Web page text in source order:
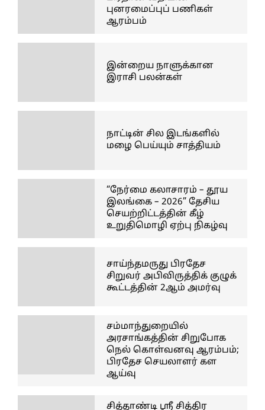
புனரமைப்புப் பணிகள்
ஆரம்பம்
இன்றைய நாளுக்கான
இராசி பலன்கள்
நாட்டின் சில இடங்களில்
மழை பெய்யும் சாத்தியம்
“நேர்மை கலாசாரம் – தூய
இலங்கை – 2026” தேசிய
செயற்றிட்டத்தின் கீழ்
உறுதிமொழி ஏற்பு நிகழ்வு
சாய்ந்தமருது பிரதேச
சிறுவர் அபிவிருத்திக் குழுக்
கூட்டத்தின் 2ஆம் அமர்வு
சம்மாந்துறையில்
அரசாங்கத்தின் சிறுபோக
நெல் கொள்வனவு ஆரம்பம்;
பிரதேச செயலாளர் கள
ஆய்வு
சித்தாண்டி ஸ்ரீ சித்திர